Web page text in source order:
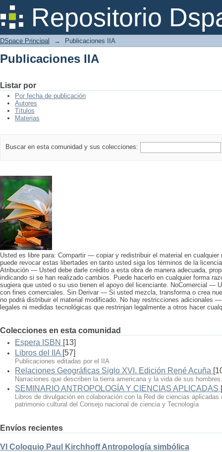
Repositorio
Publicaciones IIA
DSpace Principal → Publicaciones IIA
Publicaciones IIA
Listar por
Por fecha de publicación
Autores
Títulos
Materias
Buscar en esta comunidad y sus colecciones:
Usted es libre para: Compartir — copiar y redistribuir el material en
puede revocar estas libertades en tanto usted siga los términos de la
Atribución — Usted debe darle crédito a esta obra de manera adecuada,
indicando si se han realizado cambios. Puede hacerlo en cualquier forma
sugiera que usted o su uso tienen el apoyo del licenciante. NoComercial —
con fines comerciales. Sin Derivar — Si usted mezcla, transforma o crea
no podrá distribuir el material modificado. No hay restricciones adicionales
legales ni medidas tecnológicas que restrinjan legalmente a otros hacer
Colecciones en esta comunidad
Espera ISBN [13]
Libros del IIA [57]
Publicaciones editadas por el IIA
Relaciones Geográficas Siglo XVI. Edición René Acuña
Narraciones que describen la tierra americana y la vida de sus hombres.
SEMINARIO ANTROPOLOGÍA Y CIENCIAS APLICADAS
Libros de divulgación en colaboración con la Red de ciencias
patrimonio cultural del Consejo nacional de ciencia y Tecnología
Envíos recientes
VI Coloquio Paul Kirchhoff Antropología simbólica